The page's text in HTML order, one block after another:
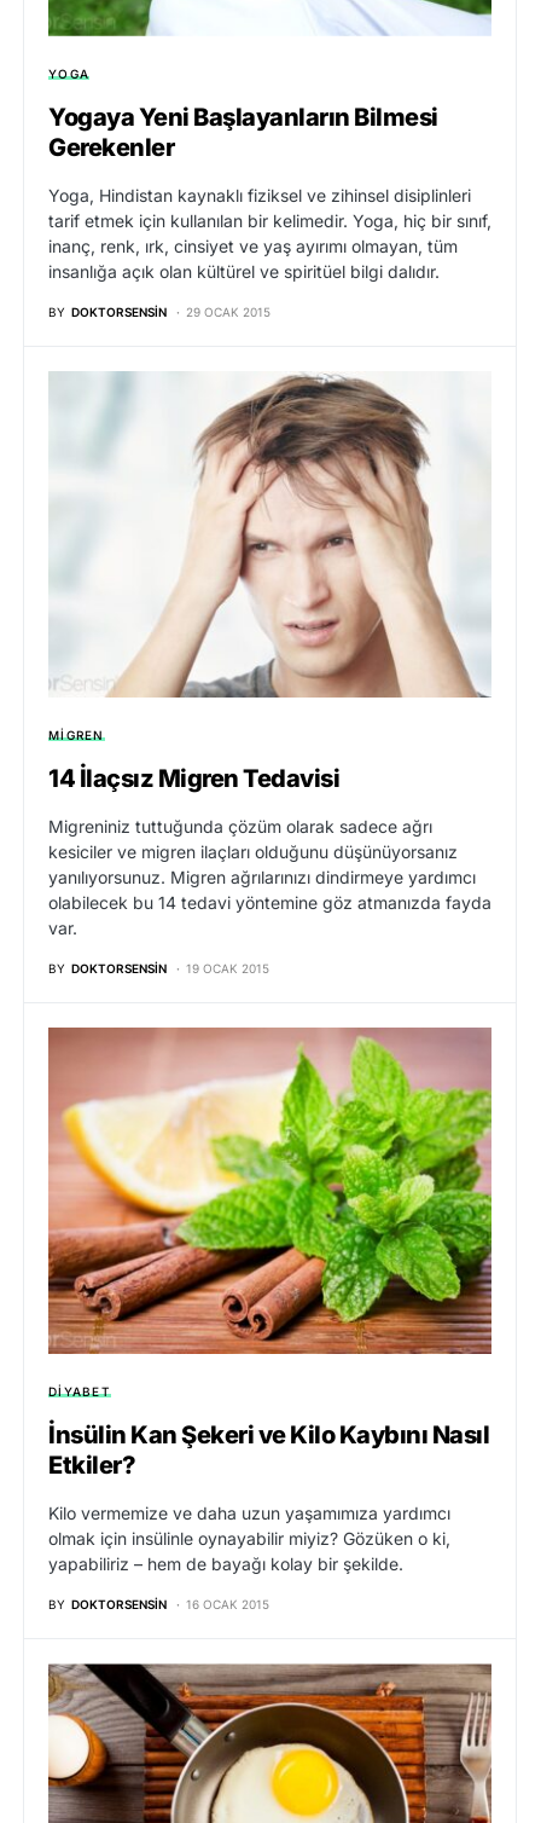
YOGA
Yogaya Yeni Başlayanların Bilmesi
Gerekenler
Yoga, Hindistan kaynaklı fiziksel ve zihinsel disiplinleri
tarif etmek için kullanılan bir kelimedir. Yoga, hiç bir sınıf,
inanç, renk, ırk, cinsiyet ve yaş ayırımı olmayan, tüm
insanlığa açık olan kültürel ve spiritüel bilgi dalıdır.
BY DOKTORSENSIN 29 OCAK 2015
MIGREN
14 İlaçsız Migren Tedavisi
Migreniniz tuttuğunda çözüm olarak sadece ağrı
kesiciler ve migren ilaçları olduğunu düşünüyorsanız
yanılıyorsunuz. Migren ağrılarınızı dindirmeye yardımcı
olabilecek bu 14 tedavi yöntemine göz atmanızda fayda
var.
BY DOKTORSENSIN 19 OCAK 2015
DIYABET
İnsülin Kan Şekeri ve Kilo Kaybını Nasıl
Etkiler?
Kilo vermemize ve daha uzun yaşamımıza yardımcı
olmak için insülinle oynayabilir miyiz? Gözüken o ki,
yapabiliriz – hem de bayağı kolay bir şekilde.
BY DOKTORSENSIN 16 OCAK 2015